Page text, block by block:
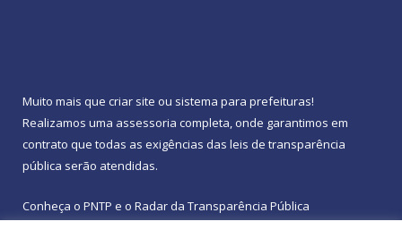
Muito mais que criar site ou sistema para prefeituras!
Realizamos uma assessoria completa, onde garantimos em
contrato que todas as exigências das leis de transparência
pública serão atendidas.
Conheça o PNTP e o Radar da Transparência Pública